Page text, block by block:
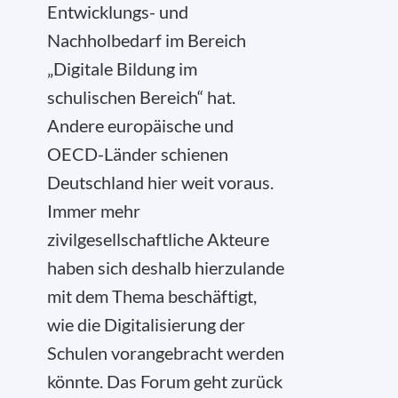
Entwicklungs- und
Nachholbedarf im Bereich
„Digitale Bildung im
schulischen Bereich“ hat.
Andere europäische und
OECD-Länder schienen
Deutschland hier weit voraus.
Immer mehr
zivilgesellschaftliche Akteure
haben sich deshalb hierzulande
mit dem Thema beschäftigt,
wie die Digitalisierung der
Schulen vorangebracht werden
könnte. Das Forum geht zurück